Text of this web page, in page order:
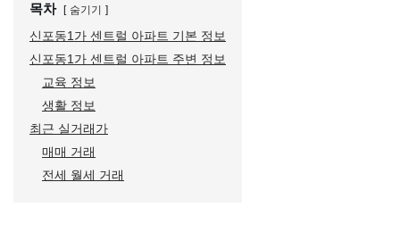
목차 숨기기
신포동1가 센트럴 아파트 기본 정보
신포동1가 센트럴 아파트 주변 정보
교육 정보
생활 정보
최근 실거래가
매매 거래
전세 월세 거래